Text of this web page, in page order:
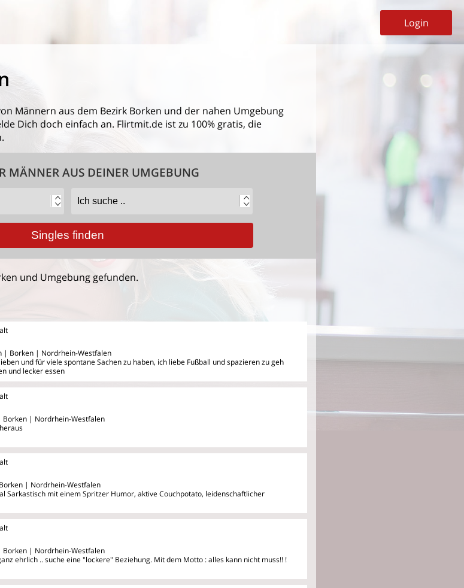
Login
Männern aus dem Bezirk Borken und der nahen Umgebung
Dich doch einfach an. Flirtmit.de ist zu 100% gratis, die
MÄNNER AUS DEINER UMGEBUNG
und Umgebung gefunden.
| Borken | Nordrhein-Westfalen
und für viele spontane Sachen zu haben, ich liebe Fußball und spazieren zu geh
und lecker essen
Borken | Nordrhein-Westfalen
| Nordrhein-Westfalen
Sarkastisch mit einem Spritzer Humor, aktive Couchpotato, leidenschaftlicher
Borken | Nordrhein-Westfalen
ehrlich .. suche eine "lockere" Beziehung. Mit dem Motto : alles kann nicht muss!! !